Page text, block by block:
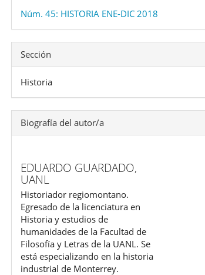
Núm. 45: HISTORIA ENE-DIC 2018
Sección
Historia
Biografía del autor/a
EDUARDO GUARDADO,
UANL
Historiador regiomontano.
Egresado de la licenciatura en
Historia y estudios de
humanidades de la Facultad de
Filosofía y Letras de la UANL. Se
está especializando en la historia
industrial de Monterrey.